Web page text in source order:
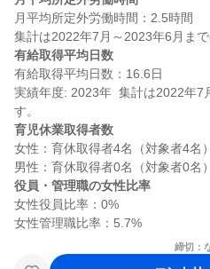
月平均所定外労働時間：2.5時間
有給取得平均日数
有給取得平均日数：16.6日
実績年度: 2023年  集計は2022年7
育児休業取得者数
女性：育休取得者4名（対象者4名）
役員・管理職の女性比率
女性役員比率：0%
締切：